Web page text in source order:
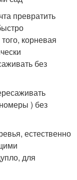
превратить
корневая
без
) без
естественно
для